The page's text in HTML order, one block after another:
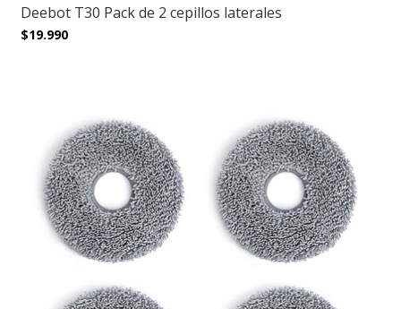
Deebot T30 Pack de 2 cepillos laterales
$19.990